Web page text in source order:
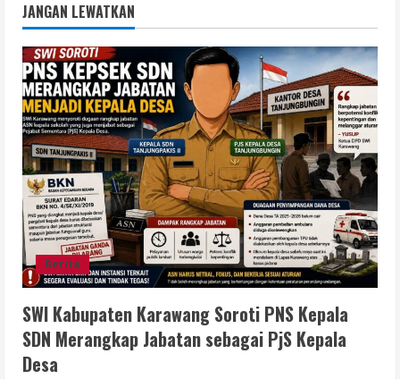
JANGAN LEWATKAN
Berita
SWI Kabupaten Karawang Soroti PNS Kepala
SDN Merangkap Jabatan sebagai PjS Kepala
Desa